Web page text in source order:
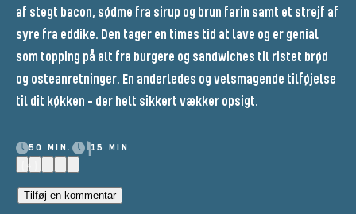
af stegt bacon, sødme fra sirup og brun farin samt et strejf af
syre fra eddike. Den tager en times tid at lave og er genial
som topping på alt fra burgere og sandwiches til ristet brød
og osteanretninger. En anderledes og velsmagende tilføjelse
til dit køkken – der helt sikkert vækker opsigt.
50 MIN.
15 MIN.
(4)
Tilføj en kommentar